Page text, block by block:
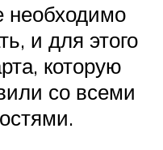
необходимо
и для этого
которую
со всеми